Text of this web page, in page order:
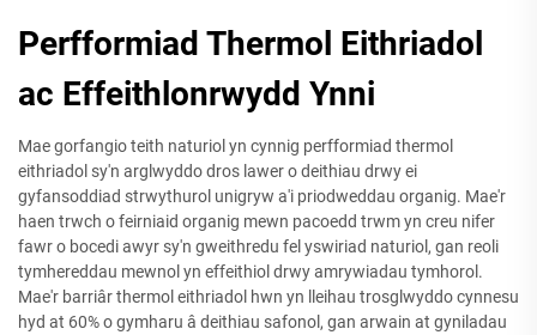
Perfformiad Thermol Eithriadol
ac Effeithlonrwydd Ynni
Mae gorfangio teith naturiol yn cynnig perfformiad thermol
eithriadol sy'n arglwyddo dros lawer o deithiau drwy ei
gyfansoddiad strwythurol unigryw a'i priodweddau organig. Mae'r
haen trwch o feirniaid organig mewn pacoedd trwm yn creu nifer
fawr o bocedi awyr sy'n gweithredu fel yswiriad naturiol, gan reoli
tymhereddau mewnol yn effeithiol drwy amrywiadau tymhorol.
Mae'r barriâr thermol eithriadol hwn yn lleihau trosglwyddo cynnesu
hyd at 60% o gymharu â deithiau safonol, gan arwain at gyniladau